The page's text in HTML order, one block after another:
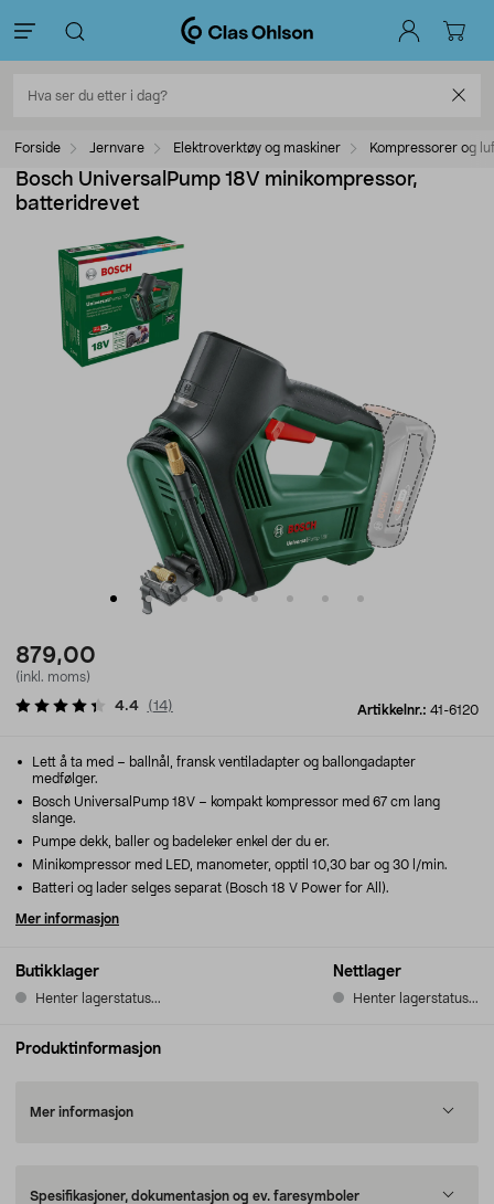
Forside Jernvare Elektroverktøy og maskiner Kompressorer og
Bosch UniversalPump 18V minikompressor,
batteridrevet
879,00
(inkl. moms)
Artikkelnr.: 41-6120
4.4 (14)
Butikklager
Henter lagerstatus...
Nettlager
Henter lagerstatus...
Lett å ta med – ballnål, fransk ventiladapter og ballongadapter
medfølger.
Bosch UniversalPump 18V – kompakt kompressor med 67 cm lang
slange.
Pumpe dekk, baller og badeleker enkel der du er.
Minikompressor med LED, manometer, opptil 10,30 bar og 30 l/min.
Batteri og lader selges separat (Bosch 18 V Power for All).
Mer informasjon
Produktinformasjon
Mer informasjon
Spesifikasjoner, dokumentasjon og ev. faresymboler